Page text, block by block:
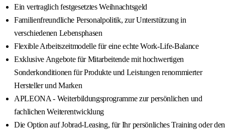
Ein vertraglich festgesetztes Weihnachtsgeld
Familienfreundliche Personalpolitik, zur Unterstützung in
verschiedenen Lebensphasen
Flexible Arbeitszeitmodelle für eine echte Work-Life-Balance
Exklusive Angebote für Mitarbeitende mit hochwertigen
Sonderkonditionen für Produkte und Leistungen renommierter
Hersteller und Marken
APLEONA - Weiterbildungsprogramme zur persönlichen und
fachlichen Weiterentwicklung
Die Option auf Jobrad-Leasing, für Ihr persönliches Training oder den